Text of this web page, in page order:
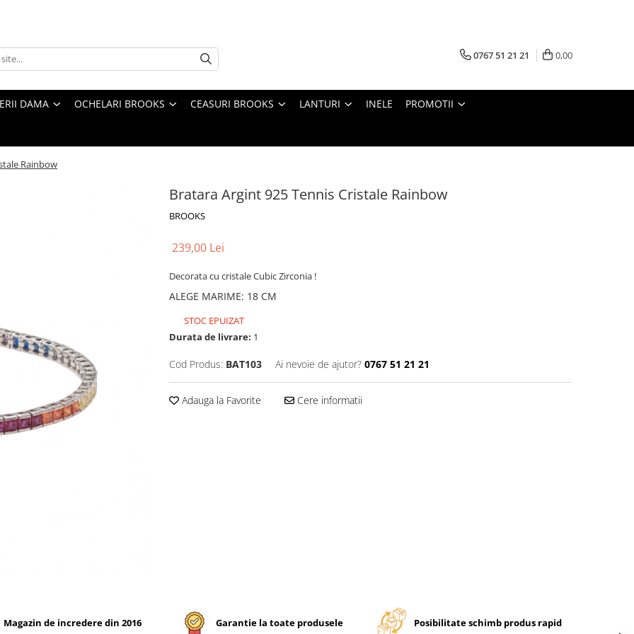
0767 51 21 21 0,00
DAMA OCHELARI BROOKS CEASURI BROOKS LANTURI INELE PROMOTII
Rainbow
Bratara Argint 925 Tennis Cristale Rainbow
BROOKS
239,00 Lei
Decorata cu cristale Cubic Zirconia !
ALEGE MARIME: 18 CM
STOC EPUIZAT
Durata de livrare: 1
Cod Produs: BAT103 Ai nevoie de ajutor? 0767 51 21 21
Adauga la Favorite Cere informatii
Magazin de incredere din 2016 Garantie la toate produsele Posibilitate schimb produs rapid